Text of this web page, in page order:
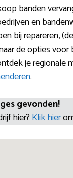
banden
en
bij repareren,
de opties
je regionale
.
gevonden!
hier? Klik hier